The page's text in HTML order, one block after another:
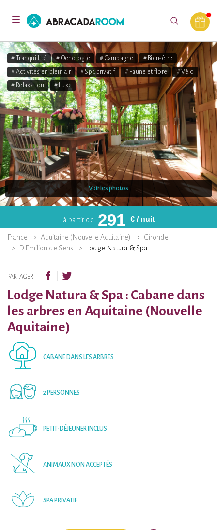
Toggle
AbracadaRoom
# Tranquillité # Oenologie # Campagne
# Bien-être
# Activités en plein air
# Spa privatif # Faune et flore
# Vélo
# Relaxation
# Luxe
Voir les photos
à partir de 291 € / nuit
France Aquitaine (Nouvelle Aquitaine)
Gironde
D'Emilion de Sens
Lodge Natura & Spa
PARTAGER
Lodge Natura & Spa : Cabane dans
les arbres en Aquitaine (Nouvelle
Aquitaine)
CABANE DANS LES ARBRES
2 PERSONNES
PETIT-DÉJEUNER INCLUS
ANIMAUX NON ACCEPTÉS
SPA PRIVATIF